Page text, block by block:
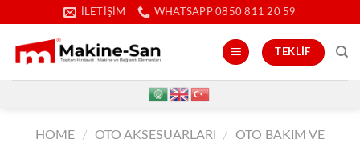
İLETIŞIM WHATSAPP 0850 811 20 59
TEKLIF
HOME / OTO AKSESUARLARI /
OTO BAKIM VE